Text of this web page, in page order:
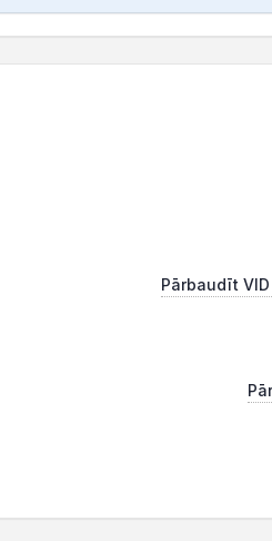
Pārbaudīt